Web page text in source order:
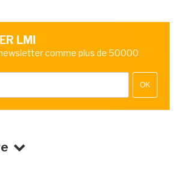
LMI
comme plus de 50000
OK